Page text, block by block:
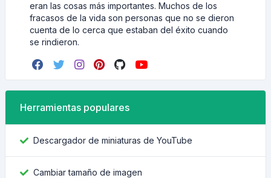
eran las cosas más importantes. Muchos de los
fracasos de la vida son personas que no se dieron
cuenta de lo cerca que estaban del éxito cuando
se rindieron.
Herramientas populares
Descargador de miniaturas de YouTube
Cambiar tamaño de imagen